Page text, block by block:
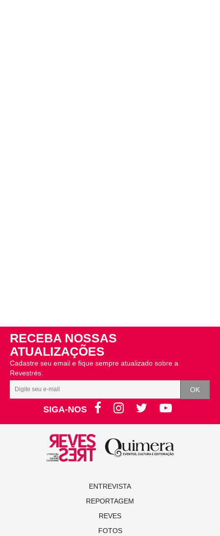
RECEBA NOSSAS
ATUALIZAÇÕES
Cadastre seu email e fique sempre atualizado sobre a
Revestrés.
SIGA-NOS
ENTREVISTA
REPORTAGEM
REVES
FOTOS